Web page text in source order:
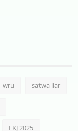
wru satwa liar
LKJ 2025